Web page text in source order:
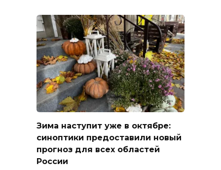
Зима наступит уже в октябре:
синоптики предоставили новый
прогноз для всех областей
России